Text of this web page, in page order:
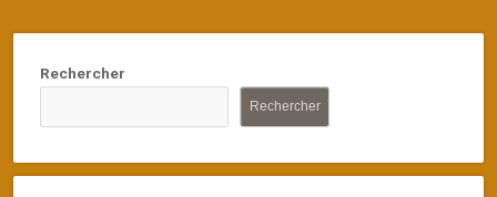
Rechercher
Rechercher